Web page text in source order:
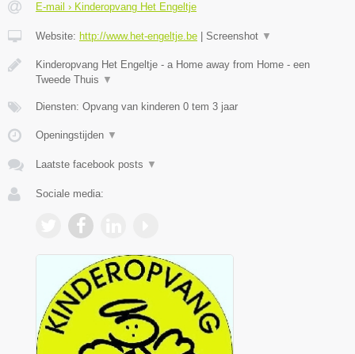
E-mail › Kinderopvang Het Engeltje
Website: http://www.het-engeltje.be Screenshot ▼
Kinderopvang Het Engeltje - a Home away from Home - een
Tweede Thuis ▼
Diensten: Opvang van kinderen 0 tem 3 jaar
Openingstijden ▼
Laatste facebook posts ▼
Sociale media: